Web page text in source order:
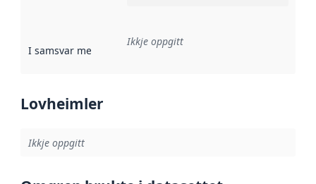
I samsvar med Referanse til ei implementeringsregel eller
Ikkje oppgitt
Lovheimler
Ikkje oppgitt